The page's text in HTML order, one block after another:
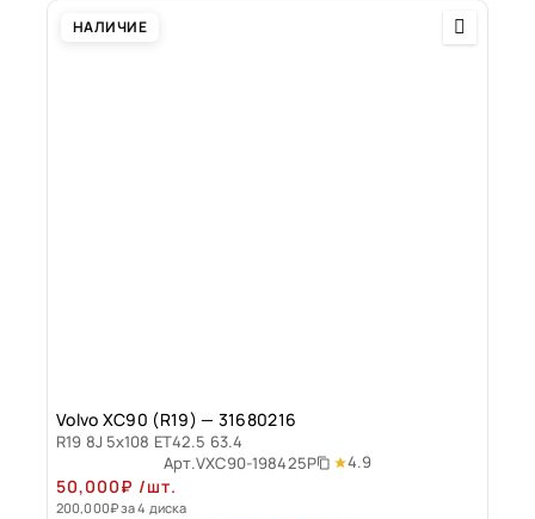
НАЛИЧИЕ
Volvo XC90 (R19) — 31680216
R19 8J 5x108 ET42.5 63.4
Арт.VXC90-198425P 4.9
50,000₽ /шт.
200,000₽за 4 диска